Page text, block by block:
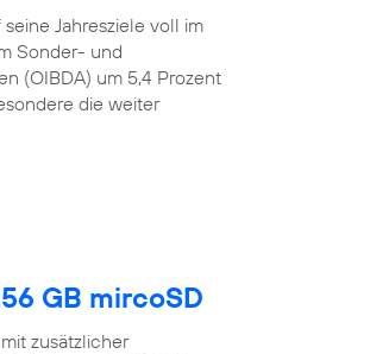
Jahresziele voll im
Sonder- und
(OIBDA) um 5,4 Prozent
die weiter
GB mircoSD
mit zusätzlicher